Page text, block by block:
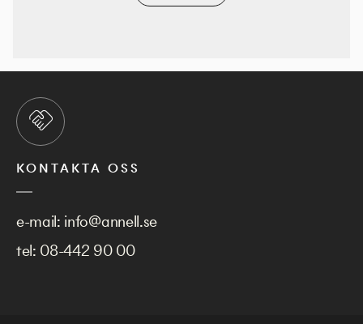
KONTAKTA OSS
e-mail: info@annell.se
tel: 08-442 90 00